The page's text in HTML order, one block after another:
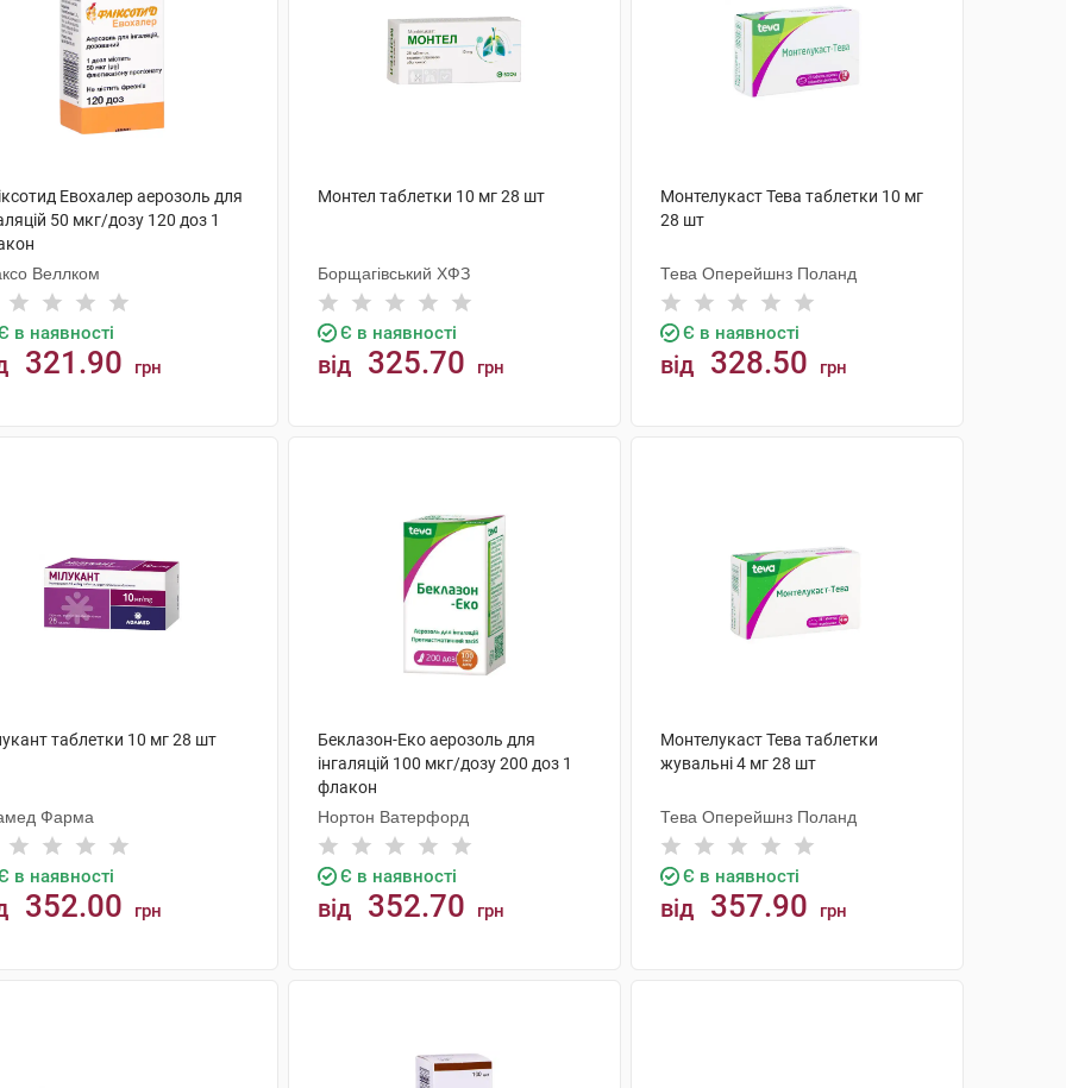
Евохалер аерозоль для
50 мкг/дозу 120 доз 1
Веллком
в наявності
321.90 грн
Монтел таблетки 10 мг 28 шт
Борщагівський ХФЗ
Є в наявності
від 325.70 грн
Монтелукаст Тева таблетки 10 мг
28 шт
Тева Оперейшнз Поланд
Є в наявності
від 328.50 грн
таблетки 10 мг 28 шт
Фарма
в наявності
352.00 грн
Беклазон-Еко аерозоль для
інгаляцій 100 мкг/дозу 200 доз 1
флакон
Нортон Ватерфорд
Є в наявності
від 352.70 грн
Монтелукаст Тева таблетки
жувальні 4 мг 28 шт
Тева Оперейшнз Поланд
Є в наявності
від 357.90 грн